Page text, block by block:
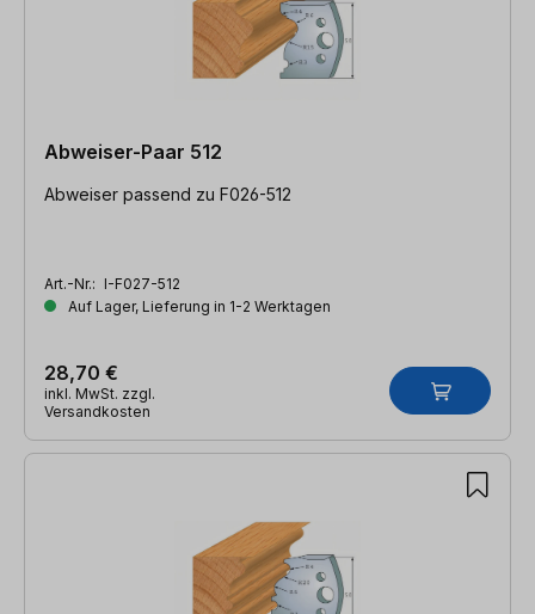
Abweiser-Paar 512
Abweiser passend zu F026-512
Art.-Nr.: I-F027-512
Auf Lager, Lieferung in 1-2 Werktagen
28,70 €
inkl. MwSt. zzgl.
Versandkosten